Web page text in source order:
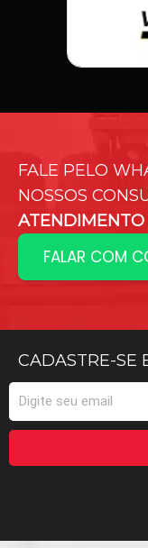
FALE PELO
NOSSOS
FALAR COM
CADASTRE-SE
Email